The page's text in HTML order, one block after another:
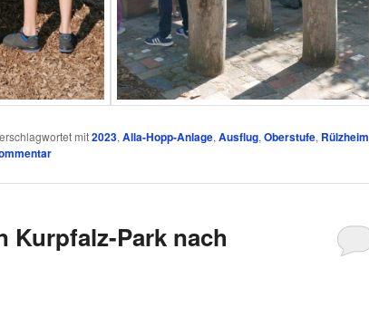
mit2023, Alla-Hopp-Anlage, Ausflug, Oberstufe, Rülzheim
Kurpfalz-Park nach